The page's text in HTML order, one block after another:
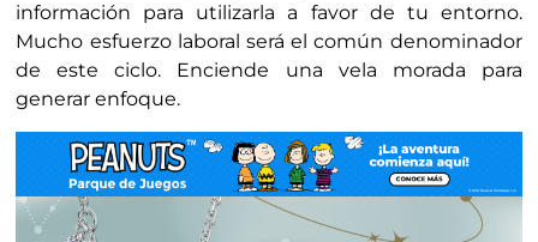
información para utilizarla a favor de tu entorno.
Mucho esfuerzo laboral será el común denominador
de este ciclo. Enciende una vela morada para
generar enfoque.